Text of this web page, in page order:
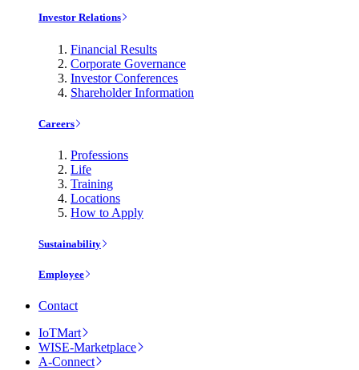
Investor Relations
Financial Results
Corporate Governance
Investor Conferences
Shareholder Information
Careers
Professions
Life
Training
Locations
How to Apply
Sustainability
Employee
Contact
IoTMart
WISE-Marketplace
A-Connect